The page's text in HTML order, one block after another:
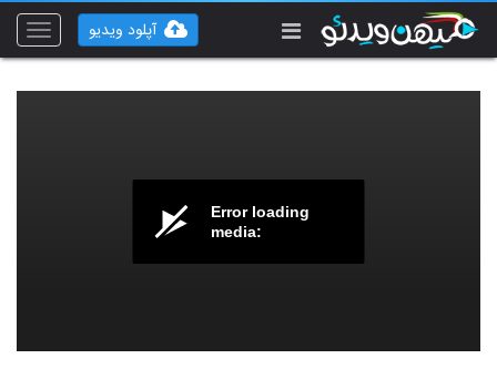
Toggle
آپلود ویدیو
Error loading
media: